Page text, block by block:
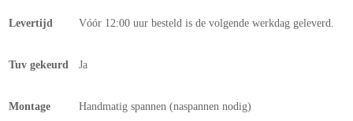
Levertijd Vóór 12:00 uur besteld is de volgende werkdag geleverd.
Tuv gekeurd Ja
Montage Handmatig spannen (naspannen nodig)